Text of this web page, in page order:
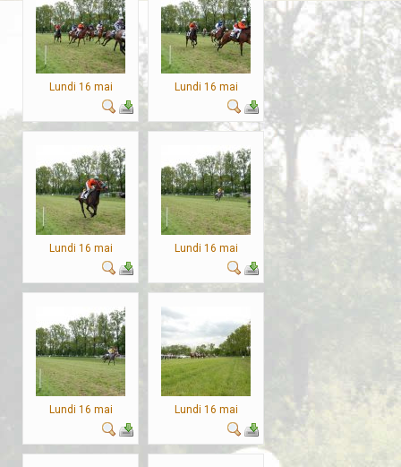
Lundi 16 mai Lundi 16 mai
Lundi 16 mai Lundi 16 mai
Lundi 16 mai Lundi 16 mai